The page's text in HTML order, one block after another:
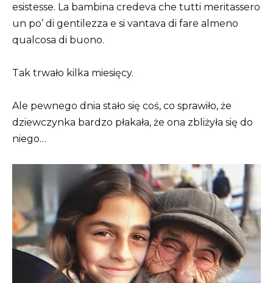
esistesse. La bambina credeva che tutti meritassero
un po’ di gentilezza e si vantava di fare almeno
qualcosa di buono.
Tak trwało kilka miesięcy.
Ale pewnego dnia stało się coś, co sprawiło, że
dziewczynka bardzo płakała, że ona zbliżyła się do
niego…